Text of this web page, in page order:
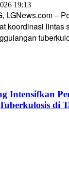
19:13
LGNews.com –
koordinasi lintas
Intensifkan
di